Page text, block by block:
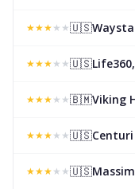
★★★★ ★🇺🇸
★★★★ ★🇺🇸
★★★★ ★🇧🇲Viking
★★★★ ★🇺🇸
★★★★ ★🇺🇸